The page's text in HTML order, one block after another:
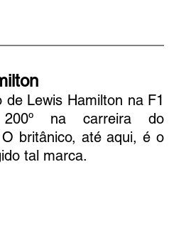
Lewis Hamilton na F1
na carreira do
britânico, até aqui, é o
tal marca.